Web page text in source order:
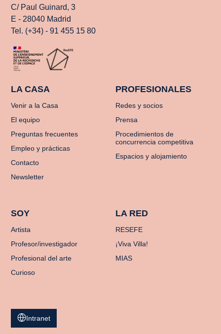
C/ Paul Guinard, 3
E - 28040 Madrid
Tel. (+34) - 91 455 15 80
LA CASA
Venir a la Casa
El equipo
Preguntas frecuentes
Empleo y prácticas
Contacto
Newsletter
PROFESIONALES
Redes y socios
Prensa
Procedimientos de
concurrencia competitiva
Espacios y alojamiento
SOY
Artista
Profesor/investigador
Profesional del arte
Curioso
LA RED
RESEFE
¡Viva Villa!
MIAS
Intranet